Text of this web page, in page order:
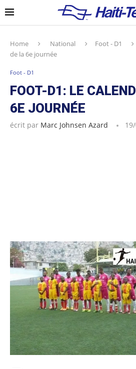
Home National Foot - D1
de la 6e journée
Foot - D1
FOOT-D1: LE
6E JOURNÉE
écrit par Marc Johnsen Azard